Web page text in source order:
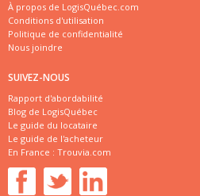
À propos de LogisQuébec.com
Conditions d'utilisation
Politique de confidentialité
Nous joindre
SUIVEZ-NOUS
Rapport d'abordabilité
Blog de LogisQuébec
Le guide du locataire
Le guide de l'acheteur
En France : Trouvia.com